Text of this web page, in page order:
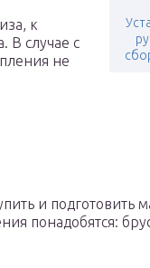
к
В случае с
не
и подготовить
понадобятся: